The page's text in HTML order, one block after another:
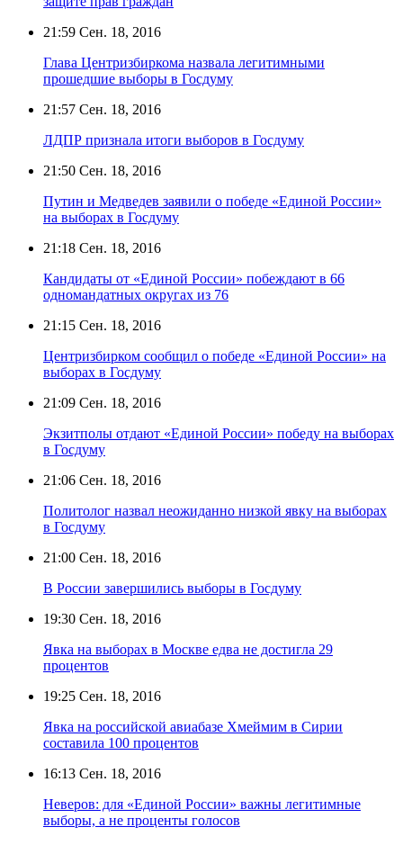
21:59 Сен. 18, 2016
Глава Центризбиркома назвала легитимными
прошедшие выборы в Госдуму
21:57 Сен. 18, 2016
ЛДПР признала итоги выборов в Госдуму
21:50 Сен. 18, 2016
Путин и Медведев заявили о победе «Единой России»
на выборах в Госдуму
21:18 Сен. 18, 2016
Кандидаты от «Единой России» побеждают в 66
одномандатных округах из 76
21:15 Сен. 18, 2016
Центризбирком сообщил о победе «Единой России» на
выборах в Госдуму
21:09 Сен. 18, 2016
Экзитполы отдают «Единой России» победу на выборах
в Госдуму
21:06 Сен. 18, 2016
Политолог назвал неожиданно низкой явку на выборах
в Госдуму
21:00 Сен. 18, 2016
В России завершились выборы в Госдуму
19:30 Сен. 18, 2016
Явка на выборах в Москве едва не достигла 29
процентов
19:25 Сен. 18, 2016
Явка на российской авиабазе Хмеймим в Сирии
составила 100 процентов
16:13 Сен. 18, 2016
Неверов: для «Единой России» важны легитимные
выборы, а не проценты голосов